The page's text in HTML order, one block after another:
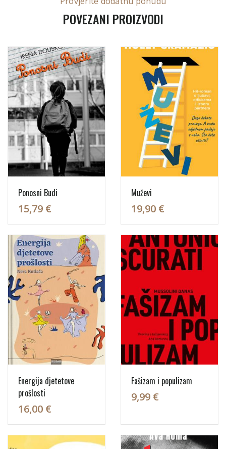
POVEZANI PROIZVODI
Ponosni Budi
15,79 €
Muževi
19,90 €
Energija djetetove
prošlosti
16,00 €
Fašizam i populizam
9,99 €